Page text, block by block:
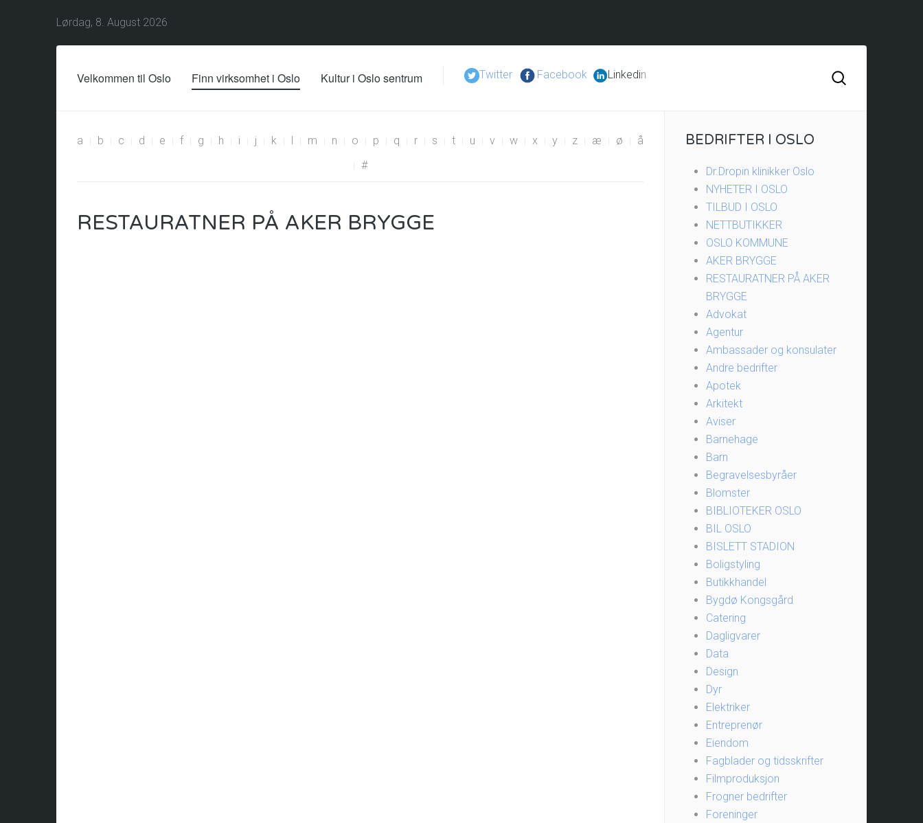
Lørdag, 8. August 2026
Velkommen til Oslo Finn virksomhet i Oslo Kultur i Oslo sentrum Twitter Facebook Linkedin
a b c d e f g h i j k l m n o p q r s t u v w x y z æ ø
å
#
RESTAURATNER PÅ AKER BRYGGE
BEDRIFTER I OSLO
Dr.Dropin klinikker Oslo
NYHETER I OSLO
TILBUD I OSLO
NETTBUTIKKER
OSLO KOMMUNE
AKER BRYGGE
RESTAURATNER PÅ AKER
BRYGGE
Advokat
Agentur
Ambassader og konsulater
Andre bedrifter
Apotek
Arkitekt
Aviser
Barnehage
Barn
Begravelsesbyråer
Blomster
BIBLIOTEKER OSLO
BIL OSLO
BISLETT STADION
Boligstyling
Butikkhandel
Bygdø Kongsgård
Catering
Dagligvarer
Data
Design
Dyr
Elektriker
Entreprenør
Eiendom
Fagblader og tidsskrifter
Filmproduksjon
Frogner bedrifter
Foreninger